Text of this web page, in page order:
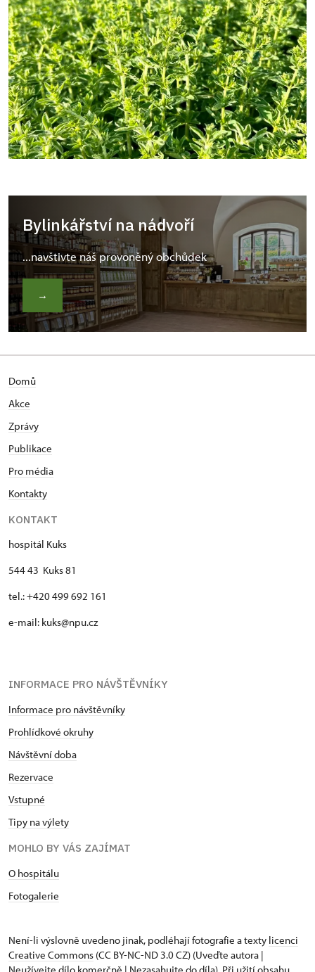
Bylinkářství na nádvoří
...navštivte náš provoněný obchůdek
→
Domů
Akce
Zprávy
Publikace
Pro média
Kontakty
KONTAKT
hospitál Kuks
544 43 Kuks 81
tel.: +420 499 692 161
e-mail: kuks@npu.cz
INFORMACE PRO NÁVŠTĚVNÍKY
Informace pro návštěvníky
Prohlídkové okruhy
Návštěvní doba
Rezervace
Vstupné
Tipy na výlety
MOHLO BY VÁS ZAJÍMAT
O hospitálu
Fotogalerie
Není-li výslovně uvedeno jinak, podléhají fotografie a texty licenci
Creative Commons (CC BY-NC-ND 3.0 CZ) (Uveďte autora |